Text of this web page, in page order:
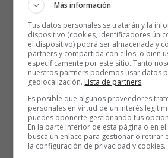
Más información
Tus datos personales se tratarán y la
dispositivo (cookies, identificadores
el dispositivo) podrá ser almacenada y
partners y compartida con ellos, o bien
específicamente por este sitio. Tanto
nuestros partners podemos usar datos
geolocalización. Lista de partners.
Es posible que algunos proveedores
personales en virtud de un interés
puedes oponerte gestionando tus
En la parte inferior de esta página o en
busca un enlace para gestionar o retirar
la configuración de privacidad y cookies.